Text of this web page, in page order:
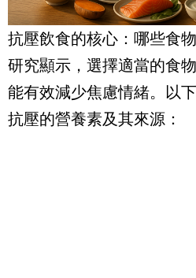
抗壓飲食的核心：哪些食
研究顯示，選擇適當的食
能有效減少焦慮情緒。以
抗壓的營養素及其來源：